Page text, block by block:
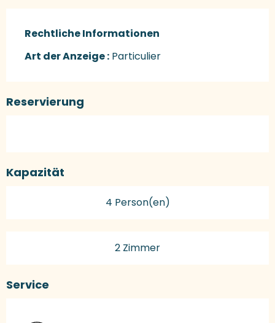
Rechtliche Informationen
Rechtliche Informationen
Art der Anzeige : Particulier
Reservierung
Kapazität
4 Person(en)
2 Zimmer
Service